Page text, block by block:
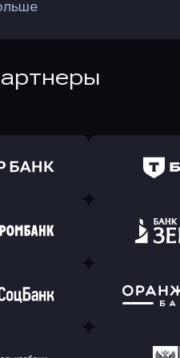
заявку
в Т-Банк
заявку
в
заявку